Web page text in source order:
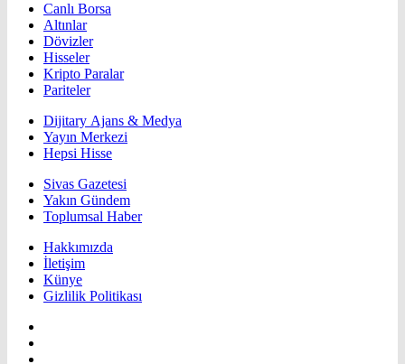
Canlı Borsa
Altınlar
Dövizler
Hisseler
Kripto Paralar
Pariteler
Dijitary Ajans & Medya
Yayın Merkezi
Hepsi Hisse
Sivas Gazetesi
Yakın Gündem
Toplumsal Haber
Hakkımızda
İletişim
Künye
Gizlilik Politikası